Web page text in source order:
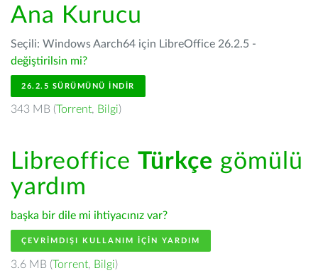
Ana Kurucu
Seçili: Windows Aarch64 için LibreOffice 26.2.5 -
değiştirilsin mi?
26.2.5 SÜRÜMÜNÜ İNDIR
343 MB (Torrent, Bilgi)
Libreoffice Türkçe gömülü
yardım
başka bir dile mi ihtiyacınız var?
ÇEVRIMDIŞI KULLANIM IÇIN YARDIM
3.6 MB (Torrent, Bilgi)